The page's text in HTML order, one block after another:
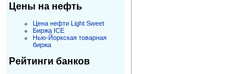
Цены на нефть
Цена нефти Light Sweet
Биржа ICE
Нью-Йоркская товарная
биржа
Рейтинги банков